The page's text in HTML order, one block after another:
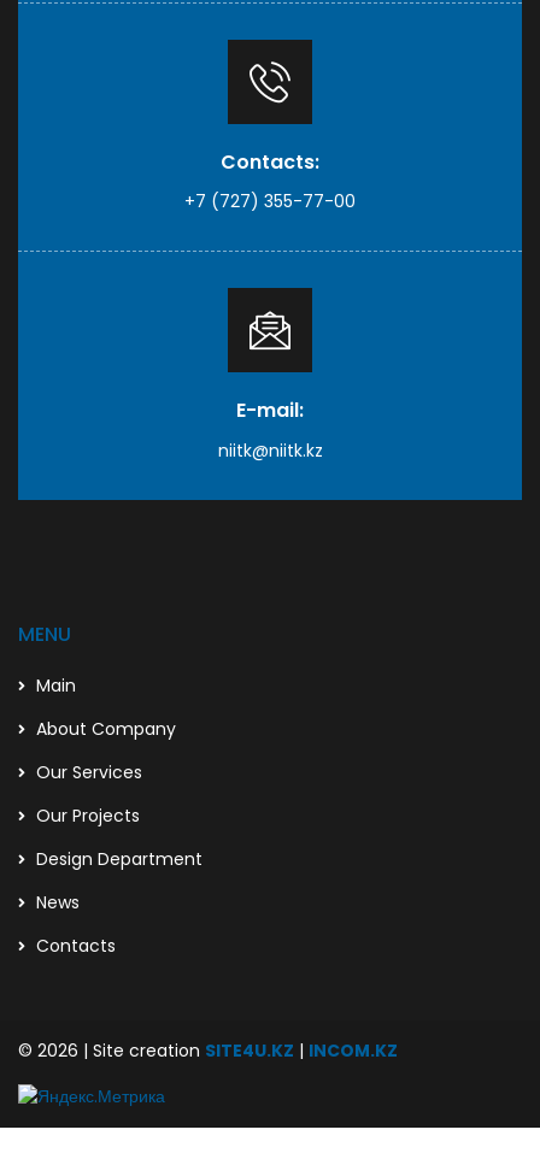
Contacts:
+7 (727) 355-77-00
E-mail:
niitk@niitk.kz
MENU
Main
About Company
Our Services
Our Projects
Design Department
News
Contacts
© 2026 | Site creation SITE4U.KZ | INCOM.KZ